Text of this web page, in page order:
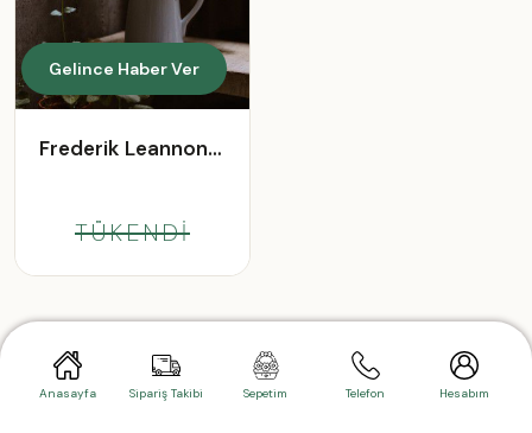
Gelince Haber Ver
Frederik Leannon
TÜKENDİ
Anasayfa Sipariş Takibi Sepetim Telefon Hesabım